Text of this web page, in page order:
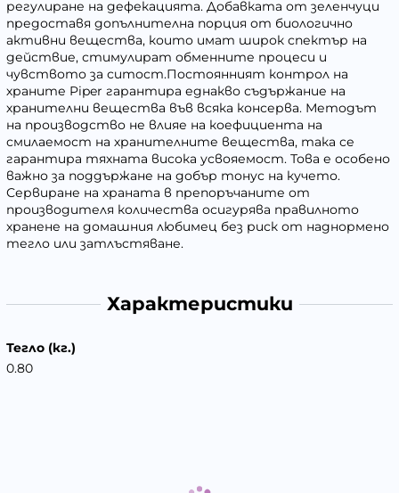
регулиране на дефекацията. Добавката от зеленчуци
предоставя допълнителна порция от биологично
активни вещества, които имат широк спектър на
действие, стимулират обменните процеси и
чувството за ситост.Постоянният контрол на
храните Piper гарантира еднакво съдържание на
хранителни вещества във всяка консерва. Методът
на производство не влияе на коефициента на
смилаемост на хранителните вещества, така се
гарантира тяхната висока усвояемост. Това е особено
важно за поддържане на добър тонус на кучето.
Сервиране на храната в препоръчаните от
производителя количества осигурява правилното
хранене на домашния любимец без риск от наднормено
тегло или затлъстяване.
Характеристики
Тегло (кг.)
0.80